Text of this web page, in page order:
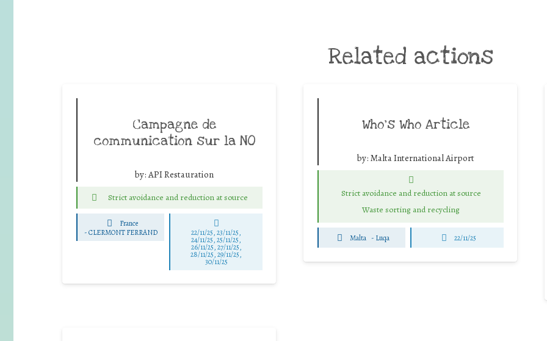
Related actions
Campagne de
communication sur la NO
by:API Restauration
Strict avoidance and reduction at source
France
-CLERMONT FERRAND 22/11/25,23/11/25,
24/11/25,25/11/25,
26/11/25,27/11/25,
28/11/25,29/11/25,
30/11/25
Who’s Who Article
by: Malta International Airport
Strict avoidance and reduction at source
Waste sorting and recycling
Malta - Luqa 22/11/25